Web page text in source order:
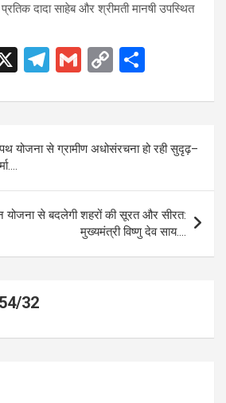
दादा साहेब और श्रीमती मानषी उपस्थित
X
T
e
gr
a
m
G
ail
C
py
Li
n
k
ar
e
योजना से ग्रामीण अधोसंरचना हो रही सुदृढ़–
योजना से बदलेगी शहरों की सूरत और सीरत:
मुख्यमंत्री विष्णु देव साय….
32